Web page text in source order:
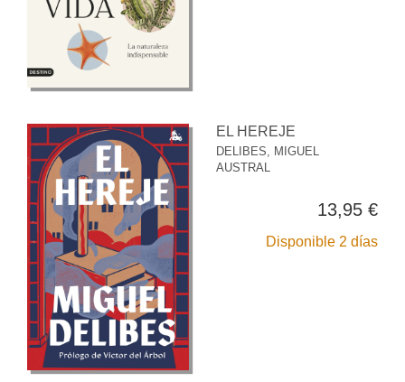
EL HEREJE
DELIBES, MIGUEL
AUSTRAL
13,95 €
Disponible 2 días